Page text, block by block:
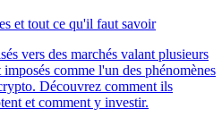
et tout ce qu'il faut savoir
vers des marchés valant plusieurs
comme l'un des phénomènes
Découvrez comment ils
et comment y investir.